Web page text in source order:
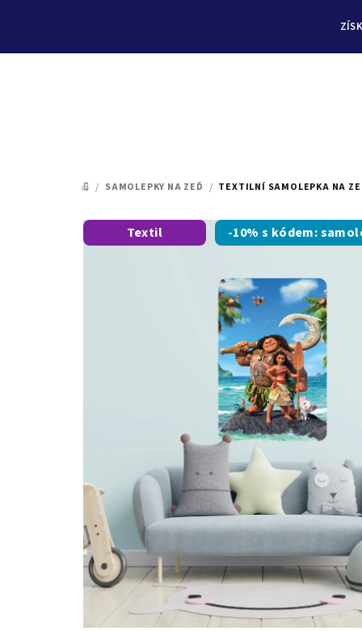
DOMŮ
/ SAMOLEPKY NA ZEĎ / TEXTILNÍ SAMOLEPKA NA
Textil -10% s kódem: